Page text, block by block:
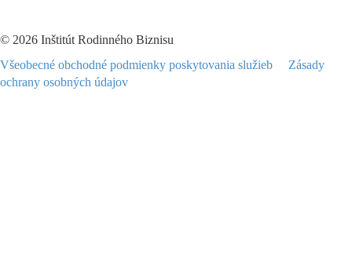
© 2026 Inštitút Rodinného Biznisu
Všeobecné obchodné podmienky poskytovania služieb
Zásady
ochrany osobných údajov